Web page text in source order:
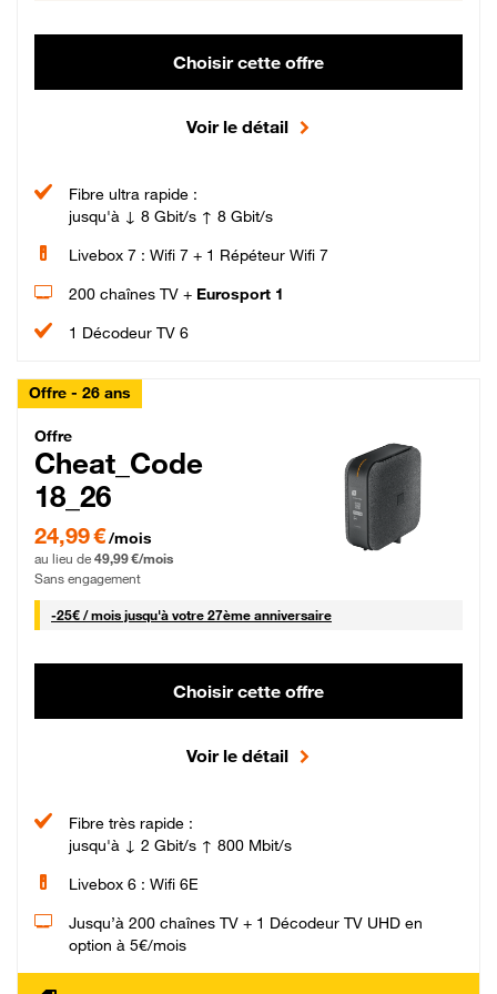
Choisir cette offre
Voir le détail
Fibre ultra rapide :
jusqu'à ↓ 8 Gbit/s ↑ 8 Gbit/s
Livebox 7 : Wifi 7 + 1 Répéteur Wifi 7
200 chaînes TV + Eurosport 1
1 Décodeur TV 6
Offre - 26 ans
Cheat_Code Fibre_18_26
Offre
Cheat_Code
18_26
24,99 € par mois pendant 0 mois puis 49,99 € par mois, Sans engagement
24,99 €/mois
au lieu de 49,99 €/mois
Sans engagement
-25€ / mois25 € par mois
jusqu'à votre 27ème anniversaire
Choisir cette offre
Voir le détail
Fibre très rapide :
jusqu'à ↓ 2 Gbit/s ↑ 800 Mbit/s
Livebox 6 : Wifi 6E
Jusqu’à 200 chaînes TV + 1 Décodeur TV UHD en
option à 5€/mois